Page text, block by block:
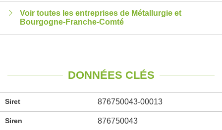
Voir toutes les entreprises de Métallurgie et
Bourgogne-Franche-Comté
DONNÉES CLÉS
Siret 876750043-00013
Siren 876750043